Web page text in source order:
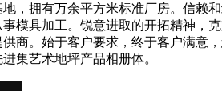
，拥有万余平方米标准厂房。信赖
模具加工。锐意进取的开拓精神，
商。始于客户要求，终于客户满意
集艺术地坪产品相册体。